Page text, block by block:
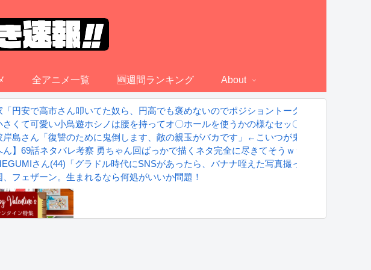
全アニメ一覧 🆕週間ランキング About
円相当の報奨金→初日に42万取られ焦り
15th Anniversary」展示内容を公開
「円安で高市さん叩いてた奴ら、円高でも褒めないのでポジショントーク確定ｗｗｗ」
さくて可愛い小鳥遊ホシノは腰を持ってオ〇ホールを使うかの様なセッ〇スが解であるｗ
岸島さん「復讐のために鬼倒します、敵の親玉がバカです」←こいつが鬼滅の刃になれな
ん】69話ネタバレ考察 勇ちゃん回ばっかで描くネタ完全に尽きてそうｗｗｗｗ
さん(44)「グラドル時代にSNSがあったら、バナナ咥えた写真撮ってたと思う」
、フェザーン。生まれるなら何処がいいか問題！